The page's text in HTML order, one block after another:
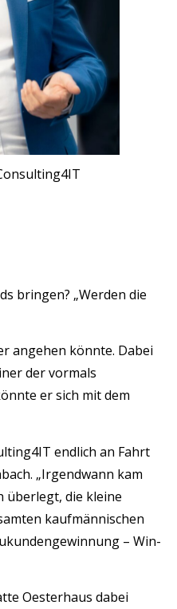
bringen? „Werden die
angehen könnte. Dabei
der vormals
er sich mit dem
endlich an Fahrt
„Irgendwann kam
überlegt, die kleine
kaufmännischen
– Win-
Oesterhaus dabei